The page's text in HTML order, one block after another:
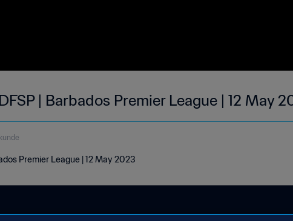
| Barbados Premier League | 12 May
Premier League | 12 May 2023